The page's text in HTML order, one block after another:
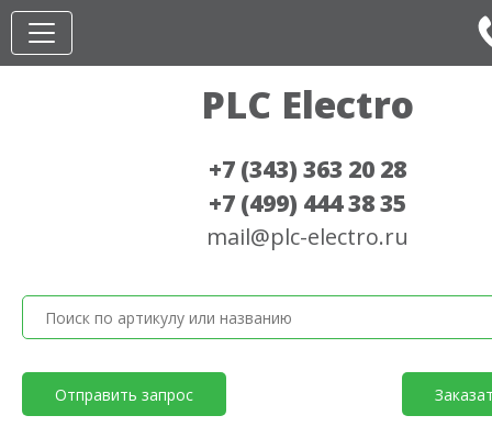
PLC Electro
+7 (343) 363 20 28
+7 (499) 444 38 35
mail@plc-electro.ru
Отправить запрос